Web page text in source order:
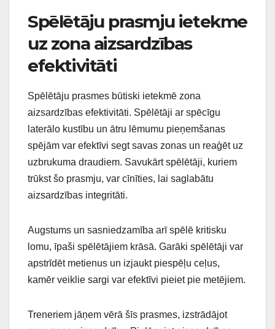
Spēlētāju prasmju ietekme
uz zona aizsardzības
efektivitāti
Spēlētāju prasmes būtiski ietekmē zona
aizsardzības efektivitāti. Spēlētāji ar spēcīgu
laterālo kustību un ātru lēmumu pieņemšanas
spējām var efektīvi segt savas zonas un reaģēt uz
uzbrukuma draudiem. Savukārt spēlētāji, kuriem
trūkst šo prasmju, var cīnīties, lai saglabātu
aizsardzības integritāti.
Augstums un sasniedzamība arī spēlē kritisku
lomu, īpaši spēlētājiem krāsā. Garāki spēlētāji var
apstrīdēt metienus un izjaukt piespēļu ceļus,
kamēr veiklie sargi var efektīvi pieiet pie metējiem.
Treneriem jāņem vērā šīs prasmes, izstrādājot